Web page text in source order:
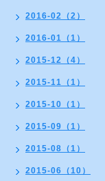
2016-02（2）
2016-01（1）
2015-12（4）
2015-11（1）
2015-10（1）
2015-09（1）
2015-08（1）
2015-06（10）